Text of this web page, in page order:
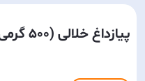
پیازداغ خلالی (500 گرمی)